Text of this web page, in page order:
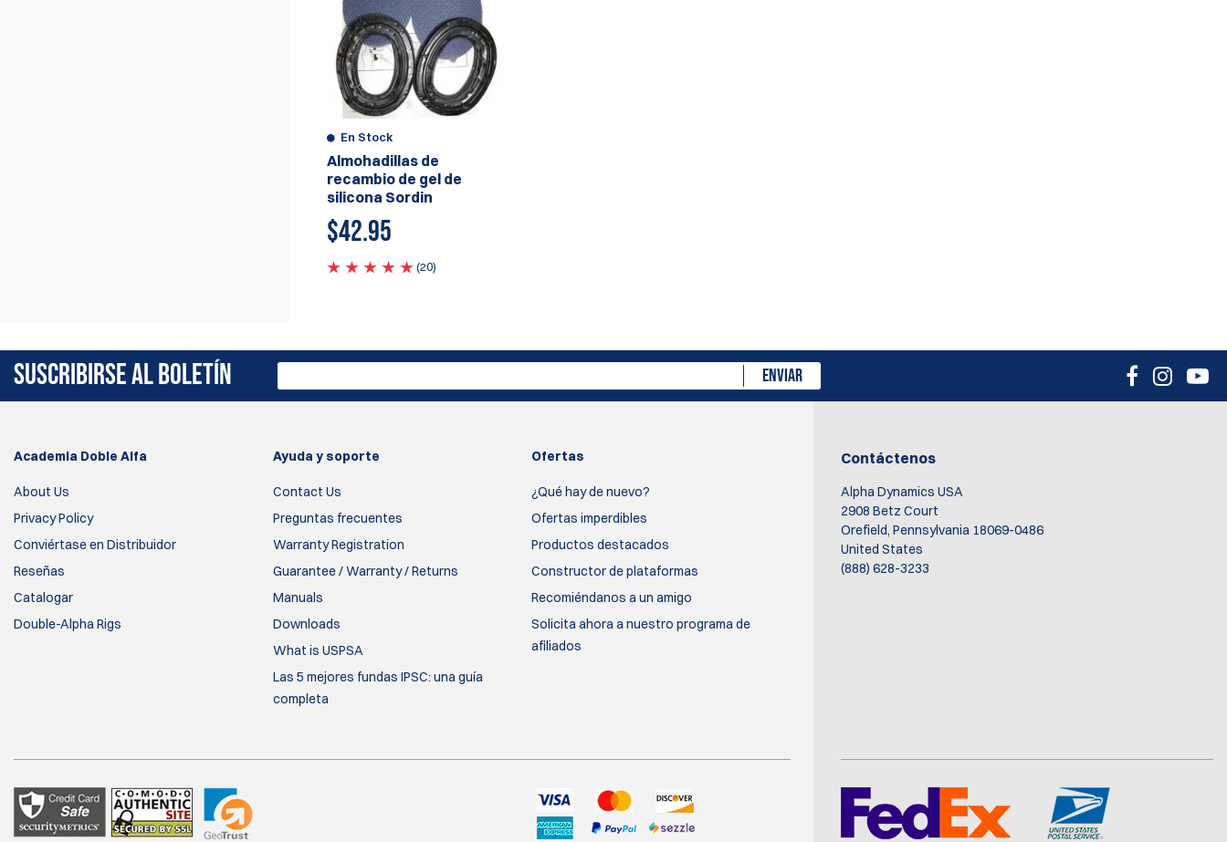
En Stock
Almohadillas de
recambio de gel de
silicona Sordin
$42.95
(20)
SUSCRIBIRSE AL BOLETÍN ENVIAR
Academia Doble Alfa
About Us
Privacy Policy
Conviértase en Distribuidor
Reseñas
Catalogar
Double-Alpha Rigs
Ayuda y soporte
Contact Us
Preguntas frecuentes
Warranty Registration
Guarantee / Warranty / Returns
Manuals
Downloads
What is USPSA
Las 5 mejores fundas IPSC: una guía
completa
Ofertas
¿Qué hay de nuevo?
Ofertas imperdibles
Productos destacados
Constructor de plataformas
Recomiéndanos a un amigo
Solicita ahora a nuestro programa de
afiliados
Contáctenos
Alpha Dynamics USA
2908 Betz Court
Orefield, Pennsylvania 18069-0486
United States
(888) 628-3233